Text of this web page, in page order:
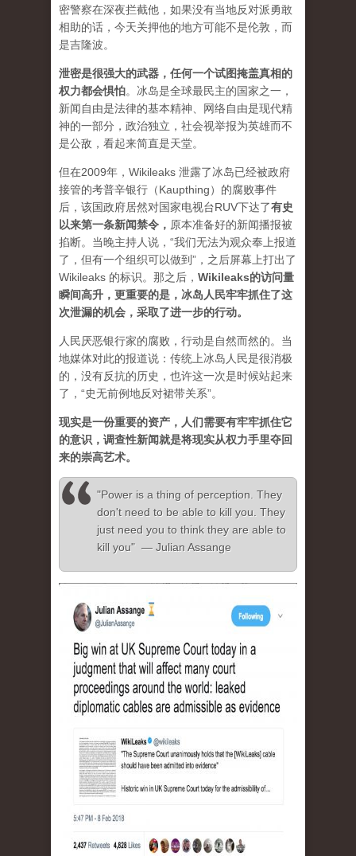
密警察在深夜拦截他，如果没有当地反对派勇敢
相助的话，今天关押他的地方可能不是伦敦，而
是吉隆波。
泄密是很强大的武器，任何一个试图掩盖真相的
权力都会惧怕。 冰岛是全球最民主的国家之一，
新闻自由是法律的基本精神、网络自由是现代精
神的一部分，政治独立，社会视举报为英雄而不
是公敌，看起来简直是天堂。
但在2009年，Wikileaks 泄露了冰岛已经被政府
接管的考普辛银行（Kaupthing）的腐败事件
后，该国政府居然对国家电视台RUV下达了有史
以来第一条新闻禁令 ， 原本准备好的新闻播报被
掐断。当晚主持人说，“我们无法为观众奉上报道
了，但有一个组织可以做到”，之后屏幕上打出了
Wikileaks 的标识。那之后， Wikileaks的访问量
瞬间高升，更重要的是，冰岛人民牢牢抓住了这
次泄漏的机会，采取了进一步的行动。
人民厌恶银行家的腐败，行动是自然而然的。当
地媒体对此的报道说：传统上冰岛人民是很消极
的，没有反抗的历史，也许这一次是时候站起来
了，“史无前例地反对裙带关系”。
现实是一份重要的资产，人们需要有牢牢抓住它
的意识，调查性新闻就是将现实从权力手里夺回
来的崇高艺术。
"Power is a thing of perception. They
don't need to be able to kill you. They
just need you to think they are able to
kill you" — Julian Assange